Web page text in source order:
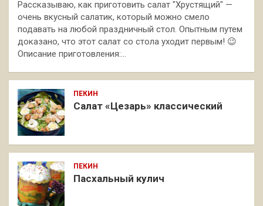
Рассказываю, как приготовить салат "Хрустящий" —
очень вкусный салатик, который можно смело
подавать на любой праздничный стол. Опытным путем
доказано, что этот салат со стола уходит первым! 😉
Описание приготовления:…
ПЕКИН
Салат «Цезарь» классический
ПЕКИН
Пасхальный кулич